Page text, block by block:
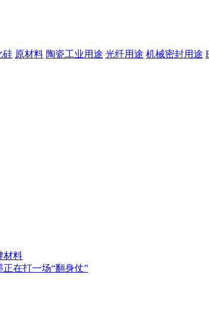
硅 原材料 陶瓷工业用途 光纤用途 机械密封用途
材料
在打一场“翻身仗”